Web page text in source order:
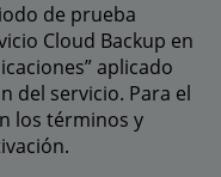
de prueba
Cloud Backup en
aplicado
del servicio. Para el
los términos y